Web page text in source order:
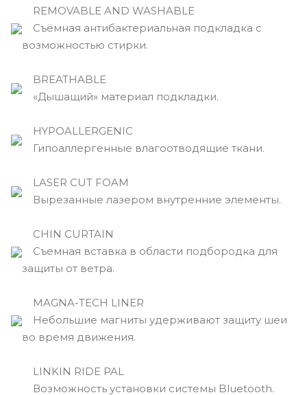
REMOVABLE AND WASHABLE
Съёмная антибактериальная подкладка с
возможностью стирки.
BREATHABLE
«Дышащий» материал подкладки.
HYPOALLERGENIC
Гипоаллергенные влагоотводящие ткани.
LASER CUT FOAM
Вырезанные лазером внутренние элементы.
CHIN CURTAIN
Съемная вставка в области подбородка для
защиты от ветра.
MAGNA-TECH LINER
Небольшие магниты удерживают защиту шеи
во время движения.
LINKIN RIDE PAL
Возможность установки системы Bluetooth.